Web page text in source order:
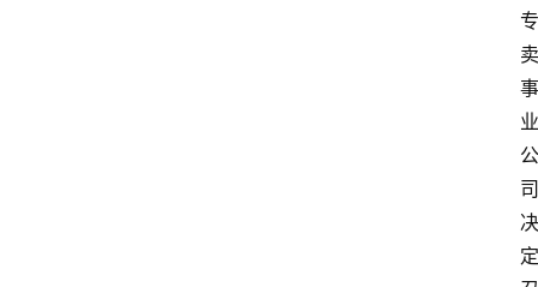
专
卖
事
业
公
司
决
定